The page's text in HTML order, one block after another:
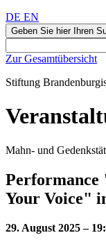
DE EN
Geben Sie hier Ihren
Zur Gesamtübersicht
Stiftung
Mahn- und
Performance
Your Voice"
29. August 2025 –